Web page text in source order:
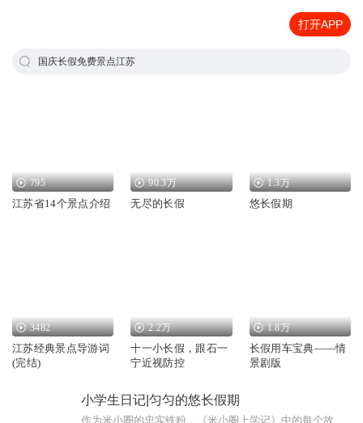
打开APP
国庆长假免费景点江苏
795
江苏省14个景点介绍
90.3万
无尽的长假
1.3万
悠长假期
3482
江苏经典景点导游词
(完结)
2.2万
十一小长假，跟石一
宁近视防控
1.8万
长假用车宝典——情
景剧版
小学生日记|匀匀的悠长假期